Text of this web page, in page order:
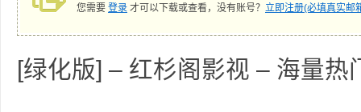
您需要 登录 才可以下载或查看，没有账号？ 立即注册(必填真实邮
[绿化版] – 红杉阁影视 – 海量热